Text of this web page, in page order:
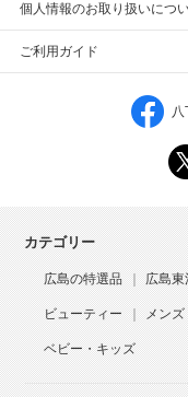
個人情報のお取り扱いにつ
ご利用ガイド
八
カテゴリー
広島の特選品 広島
ビューティー メン
ベビー・キッズ